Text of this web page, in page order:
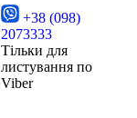
+38 (098)
2073333
Тільки для
листування по
Viber